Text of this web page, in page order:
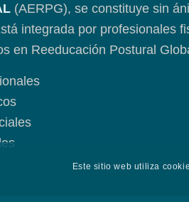
(AERPG), se constituye sin
integrada por profesionales
en Reeducación Postural
Este sitio web utiliza